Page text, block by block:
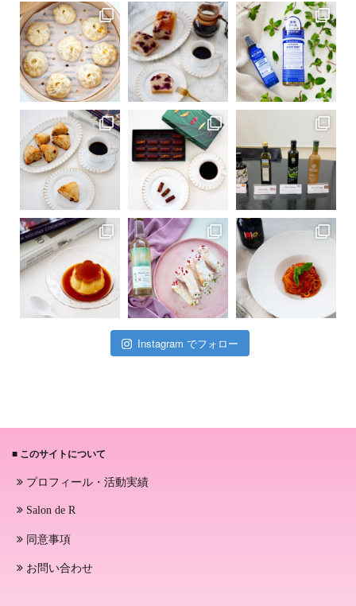
Instagram でフォロー
■ このサイトについて
プロフィール・活動実績
Salon de R
同意事項
お問い合わせ